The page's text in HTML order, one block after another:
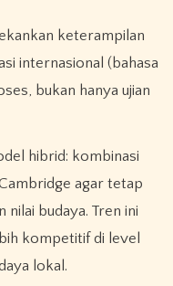
keterampilan
internasional (bahasa
bukan hanya ujian
hibrid: kombinasi
agar tetap
budaya. Tren ini
kompetitif di level
lokal.